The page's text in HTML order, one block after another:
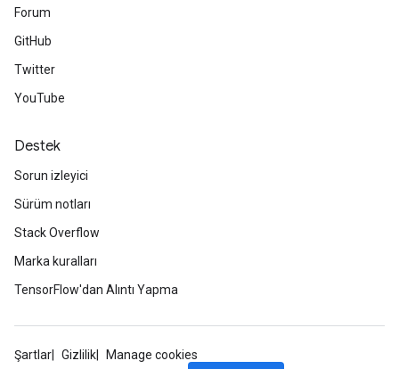
Forum
GitHub
Twitter
YouTube
Destek
Sorun izleyici
Sürüm notları
Stack Overflow
Marka kuralları
TensorFlow'dan Alıntı Yapma
Şartlar Gizlilik
Manage cookies